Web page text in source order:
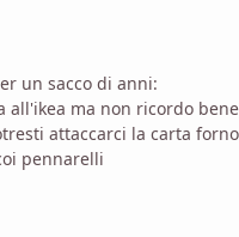
un sacco di anni:
ma non ricordo
attaccarci la carta
pennarelli